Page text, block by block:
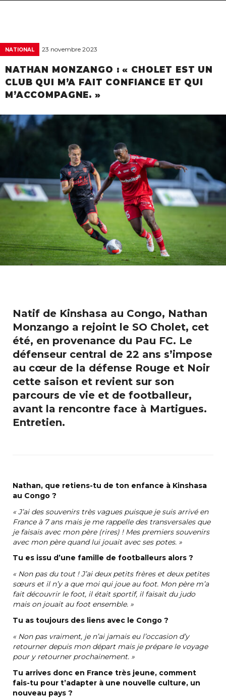
NATIONAL 23 novembre 2023
NATHAN MONZANGO : « CHOLET EST UN
CLUB QUI M’A FAIT CONFIANCE ET QUI
M’ACCOMPAGNE. »
Natif de Kinshasa au Congo, Nathan
Monzango a rejoint le SO Cholet, cet
été, en provenance du Pau FC. Le
défenseur central de 22 ans s’impose
au cœur de la défense Rouge et Noir
cette saison et revient sur son
parcours de vie et de footballeur,
avant la rencontre face à Martigues.
Entretien.
Nathan, que retiens-tu de ton enfance à Kinshasa
au Congo ?
« J’ai des souvenirs très vagues puisque je suis arrivé en
France à 7 ans mais je me rappelle des transversales que
je faisais avec mon père (rires) ! Mes premiers souvenirs
avec mon père quand lui jouait avec ses potes. »
Tu es issu d’une famille de footballeurs alors ?
« Non pas du tout ! J’ai deux petits frères et deux petites
sœurs et il n’y a que moi qui joue au foot. Mon père m’a
fait découvrir le foot, il était sportif, il faisait du judo
mais on jouait au foot ensemble. »
Tu as toujours des liens avec le Congo ?
« Non pas vraiment, je n’ai jamais eu l’occasion d’y
retourner depuis mon départ mais je prépare le voyage
pour y retourner prochainement. »
Tu arrives donc en France très jeune, comment
fais-tu pour t’adapter à une nouvelle culture, un
nouveau pays ?